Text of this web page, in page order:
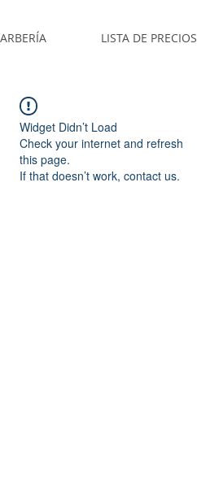
LISTA DE PRECIOS
Widget Didn’t Load
Check your internet and refresh
this page.
If that doesn’t work, contact us.